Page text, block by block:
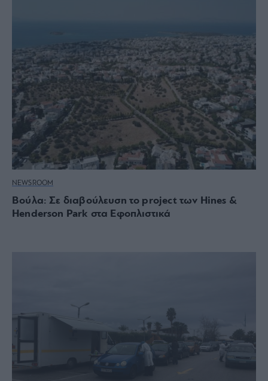
NEWSROOM
Βούλα: Σε διαβούλευση το project των Hines &
Henderson Park στα Εφοπλιστικά